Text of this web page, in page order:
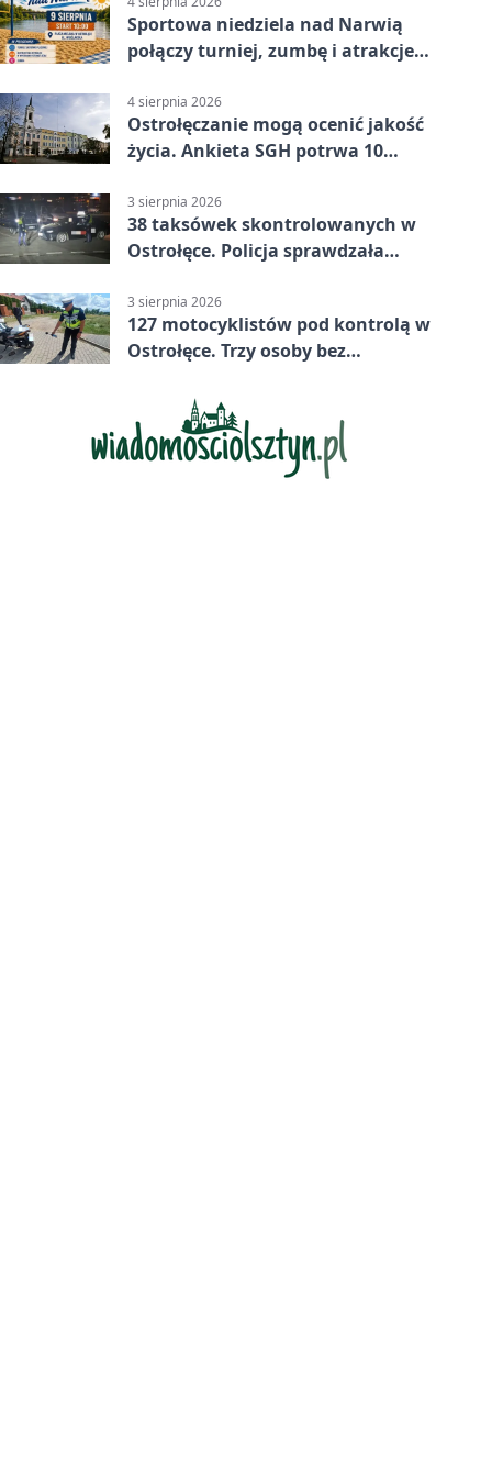
Sportowa niedziela nad Narwią
połączy turniej, zumbę i atrakcje
4 sierpnia 2026
Ostrołęczanie mogą ocenić jakość
życia. Ankieta SGH potrwa 10
3 sierpnia 2026
38 taksówek skontrolowanych w
Ostrołęce. Policja sprawdzała
3 sierpnia 2026
127 motocyklistów pod kontrolą w
Ostrołęce. Trzy osoby bez